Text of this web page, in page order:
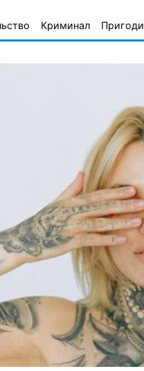
Криминал Пригоди